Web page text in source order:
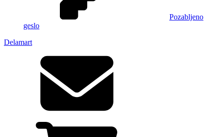
Pozabljeno
geslo
Delamart